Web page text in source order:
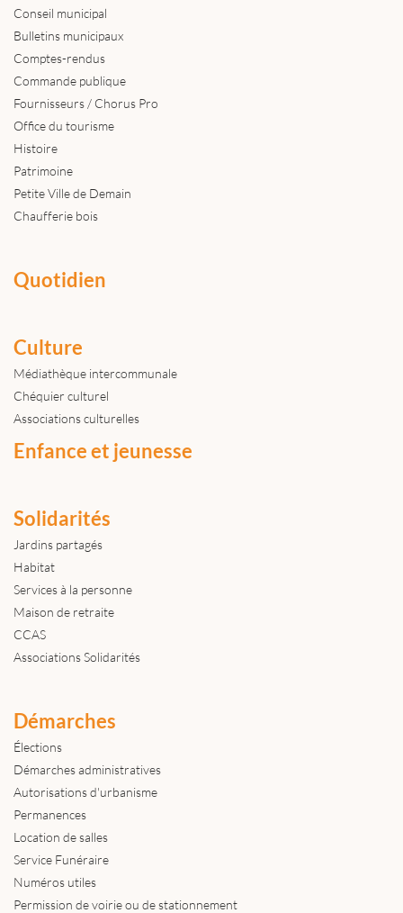
Conseil municipal
Bulletins municipaux
Comptes-rendus
Commande publique
Fournisseurs / Chorus Pro
Office du tourisme
Histoire
Patrimoine
Petite Ville de Demain
Chaufferie bois
Quotidien
Culture
Médiathèque intercommunale
Chéquier culturel
Associations culturelles
Enfance et jeunesse
Solidarités
Jardins partagés
Habitat
Services à la personne
Maison de retraite
CCAS
Associations Solidarités
Démarches
Élections
Démarches administratives
Autorisations d'urbanisme
Permanences
Location de salles
Service Funéraire
Numéros utiles
Permission de voirie ou de stationnement